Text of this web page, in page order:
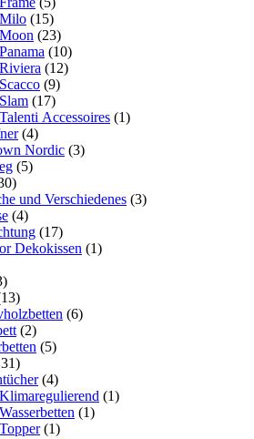
Milo (15)
Moon (23)
Panama (10)
Riviera (12)
Scacco (9)
Slam (17)
Talenti Accessoires (1)
(4)
Nordic (3)
(5)
und Verschiedenes (3)
(4)
(17)
Dekokissen (1)
(6)
(2)
(5)
(4)
Klimaregulierend (1)
Wasserbetten (1)
Topper (1)